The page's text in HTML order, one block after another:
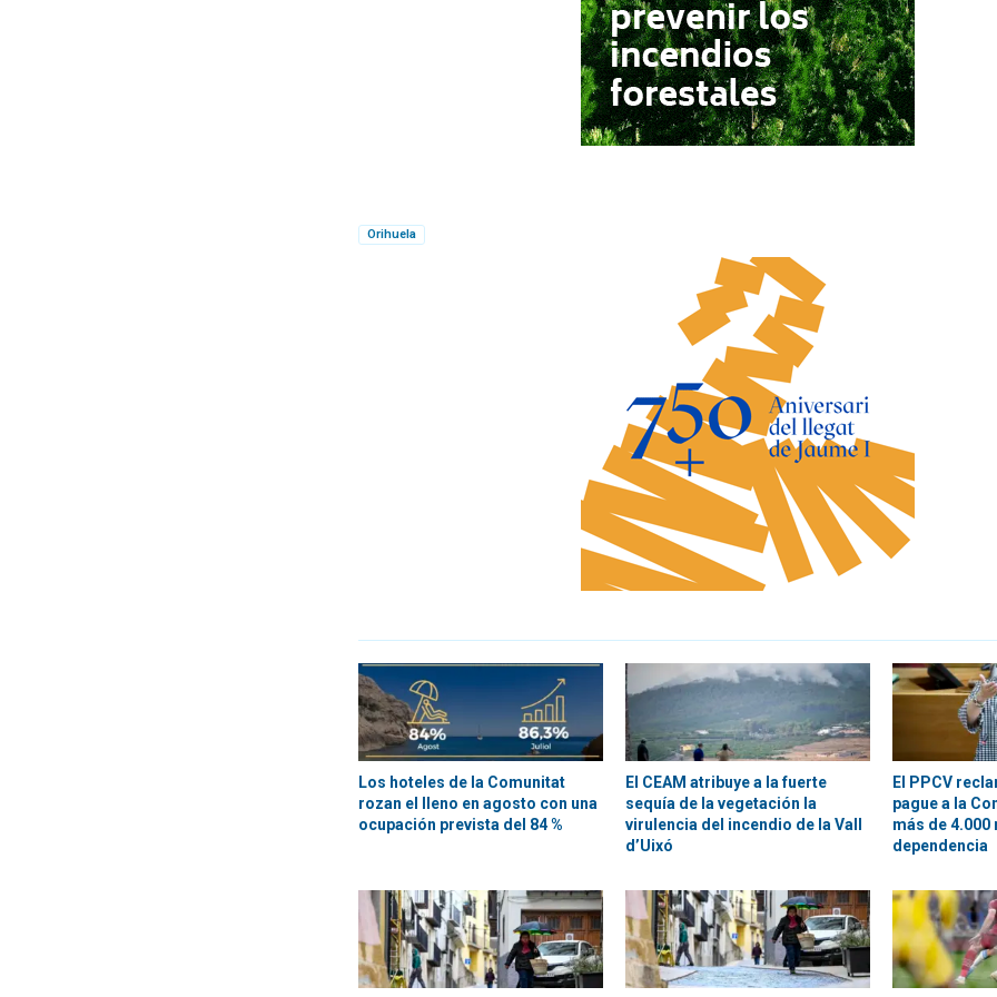
Orihuela
Los hoteles de la Comunitat
rozan el lleno en agosto con una
ocupación prevista del 84 %
El CEAM atribuye a la fuerte
sequía de la vegetación la
virulencia del incendio de la Vall
d’Uixó
El PPCV
pague a la
más de
dependencia